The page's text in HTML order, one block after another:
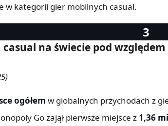
w kategorii gier mobilnych casual.
na świecie pod
ogółem w globalnych przychodach z
Go zajął pierwsze miejsce z 1,36